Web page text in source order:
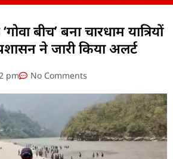
बीच’ बना चारधाम यात्रियों
ने जारी किया अलर्ट
pm No Comments